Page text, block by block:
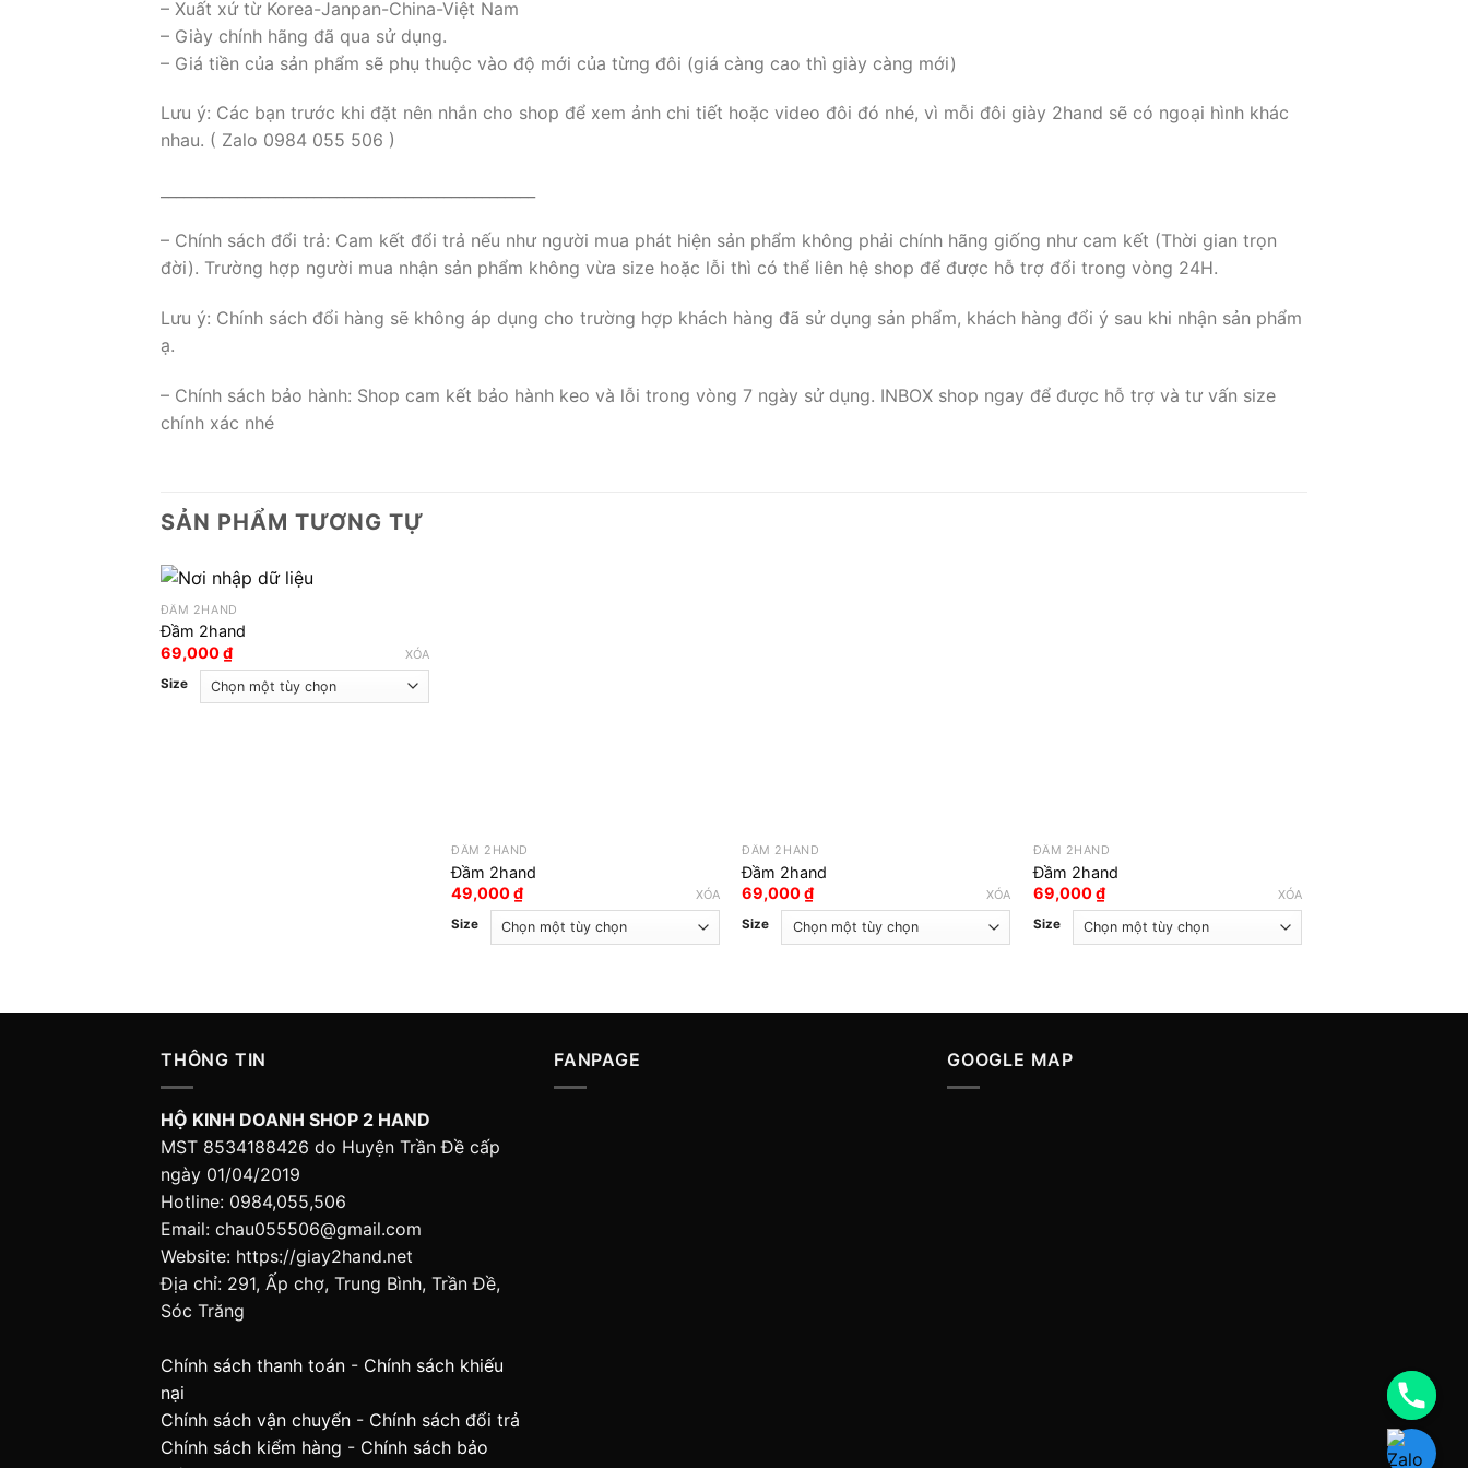
– Xuất xứ từ Korea-Janpan-China-Việt Nam
– Giày chính hãng đã qua sử dụng.
– Giá tiền của sản phẩm sẽ phụ thuộc vào độ mới của từng đôi (giá càng cao thì giày càng mới)
Lưu ý: Các bạn trước khi đặt nên nhắn cho shop để xem ảnh chi tiết hoặc video đôi đó nhé, vì mỗi đôi giày 2hand sẽ có ngoại hình khác
nhau. ( Zalo 0984 055 506 )
– Chính sách đổi trả: Cam kết đổi trả nếu như người mua phát hiện sản phẩm không phải chính hãng giống như cam kết (Thời gian trọn
đời). Trường hợp người mua nhận sản phẩm không vừa size hoặc lỗi thì có thể liên hệ shop để được hỗ trợ đổi trong vòng 24H.
Lưu ý: Chính sách đổi hàng sẽ không áp dụng cho trường hợp khách hàng đã sử dụng sản phẩm, khách hàng đổi ý sau khi nhận sản phẩm
ạ.
– Chính sách bảo hành: Shop cam kết bảo hành keo và lỗi trong vòng 7 ngày sử dụng. INBOX shop ngay để được hỗ trợ và tư vấn size
chính xác nhé
SẢN PHẨM TƯƠNG TỰ
ĐẦM 2HAND
Đầm 2hand
69,000₫
Size
XÓA
ĐẦM 2HAND
Đầm 2hand
49,000₫
Size
XÓA
ĐẦM 2HAND
Đầm 2hand
69,000₫
Size
XÓA
ĐẦM 2HAND
Đầm 2hand
69,000₫
Size
XÓA
THÔNG TIN
HỘ KINH DOANH SHOP 2 HAND
MST 8534188426 do Huyện Trần Đề cấp
ngày 01/04/2019
Hotline: 0984,055,506
Email: chau055506@gmail.com
Website: https://giay2hand.net
Địa chỉ: 291, Ấp chợ, Trung Bình, Trần Đề,
Sóc Trăng
Chính sách thanh toán - Chính sách khiếu
nại
Chính sách vận chuyển - Chính sách đổi trả
Chính sách kiểm hàng - Chính sách bảo
FANPAGE GOOGLE MAP